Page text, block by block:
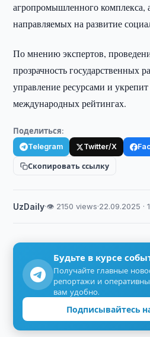
агропромышленного комплекса,
направляемых на развитие
По мнению экспертов,
прозрачность государственных
управление ресурсами и
международных рейтингах.
Поделиться:
Telegram Twitter/X
Скопировать ссылку
UzDaily·👁 2150 views·22.09.2025 ·
Будьте в курсе
Получайте главные
репортажи и
вам удобно.
Подписывайтесь